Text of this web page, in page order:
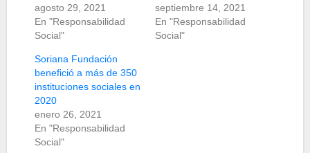
agosto 29, 2021
En "Responsabilidad
Social"
septiembre 14, 2021
En "Responsabilidad
Social"
Soriana Fundación
benefició a más de 350
instituciones sociales en
2020
enero 26, 2021
En "Responsabilidad
Social"